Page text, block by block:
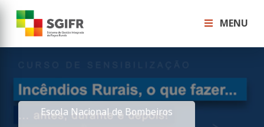
MENU
Escola Nacional de Bombeiros